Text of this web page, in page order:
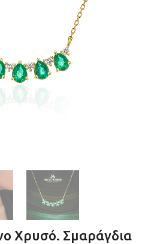
Χρυσό. Σμαράγδια